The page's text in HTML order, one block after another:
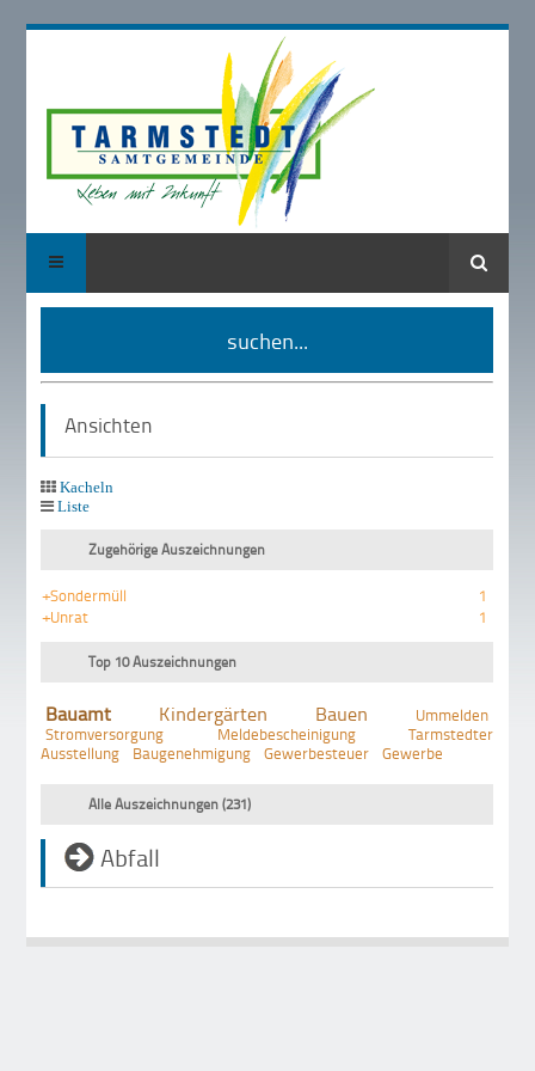
Suche
suchen...
Ansichten
Kacheln
Liste
Zugehörige Auszeichnungen
+Sondermüll
1
+Unrat
1
Top 10 Auszeichnungen
Bauamt Kindergärten Bauen
Ummelden
Stromversorgung
Meldebescheinigung
Tarmstedter
Ausstellung
Baugenehmigung Gewerbesteuer Gewerbe
Alle Auszeichnungen (231)
Abfall